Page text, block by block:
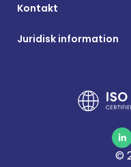
Kontakt
Juridisk information
©